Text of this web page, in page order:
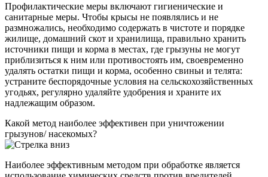
Профилактические меры включают гигиенические и
санитарные меры. Чтобы крысы не появлялись и не
размножались, необходимо содержать в чистоте и порядке
жилище, домашний скот и хранилища, правильно хранить
источники пищи и корма в местах, где грызуны не могут
приблизиться к ним или противостоять им, своевременно
удалять остатки пищи и корма, особенно свиньи и телята:
устраните беспорядочные условия на сельскохозяйственных
угодьях, регулярно удаляйте удобрения и храните их
надлежащим образом.
Какой метод наиболее эффективен при уничтожении
грызунов/ насекомых?
Наиболее эффективным методом при обработке является